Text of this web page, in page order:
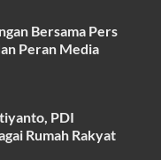
Bersama Pers
Peran Media
PDI
Rumah Rakyat